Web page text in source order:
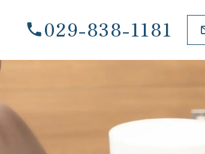
029-838-1181